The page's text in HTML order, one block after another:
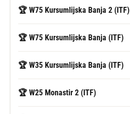
🏆 W75 Kursumlijska Banja 2 (ITF)
🏆 W75 Kursumlijska Banja (ITF)
🏆 W35 Kursumlijska Banja (ITF)
🏆 W25 Monastir 2 (ITF)